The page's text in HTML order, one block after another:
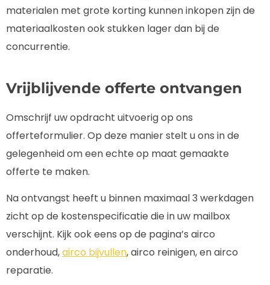
materialen met grote korting kunnen inkopen zijn de
materiaalkosten ook stukken lager dan bij de
concurrentie.
Vrijblijvende offerte ontvangen
Omschrijf uw opdracht uitvoerig op ons
offerteformulier. Op deze manier stelt u ons in de
gelegenheid om een echte op maat gemaakte
offerte te maken.
Na ontvangst heeft u binnen maximaal 3 werkdagen
zicht op de kostenspecificatie die in uw mailbox
verschijnt. Kijk ook eens op de pagina’s airco
onderhoud,airco bijvullen, airco reinigen, en airco
reparatie.